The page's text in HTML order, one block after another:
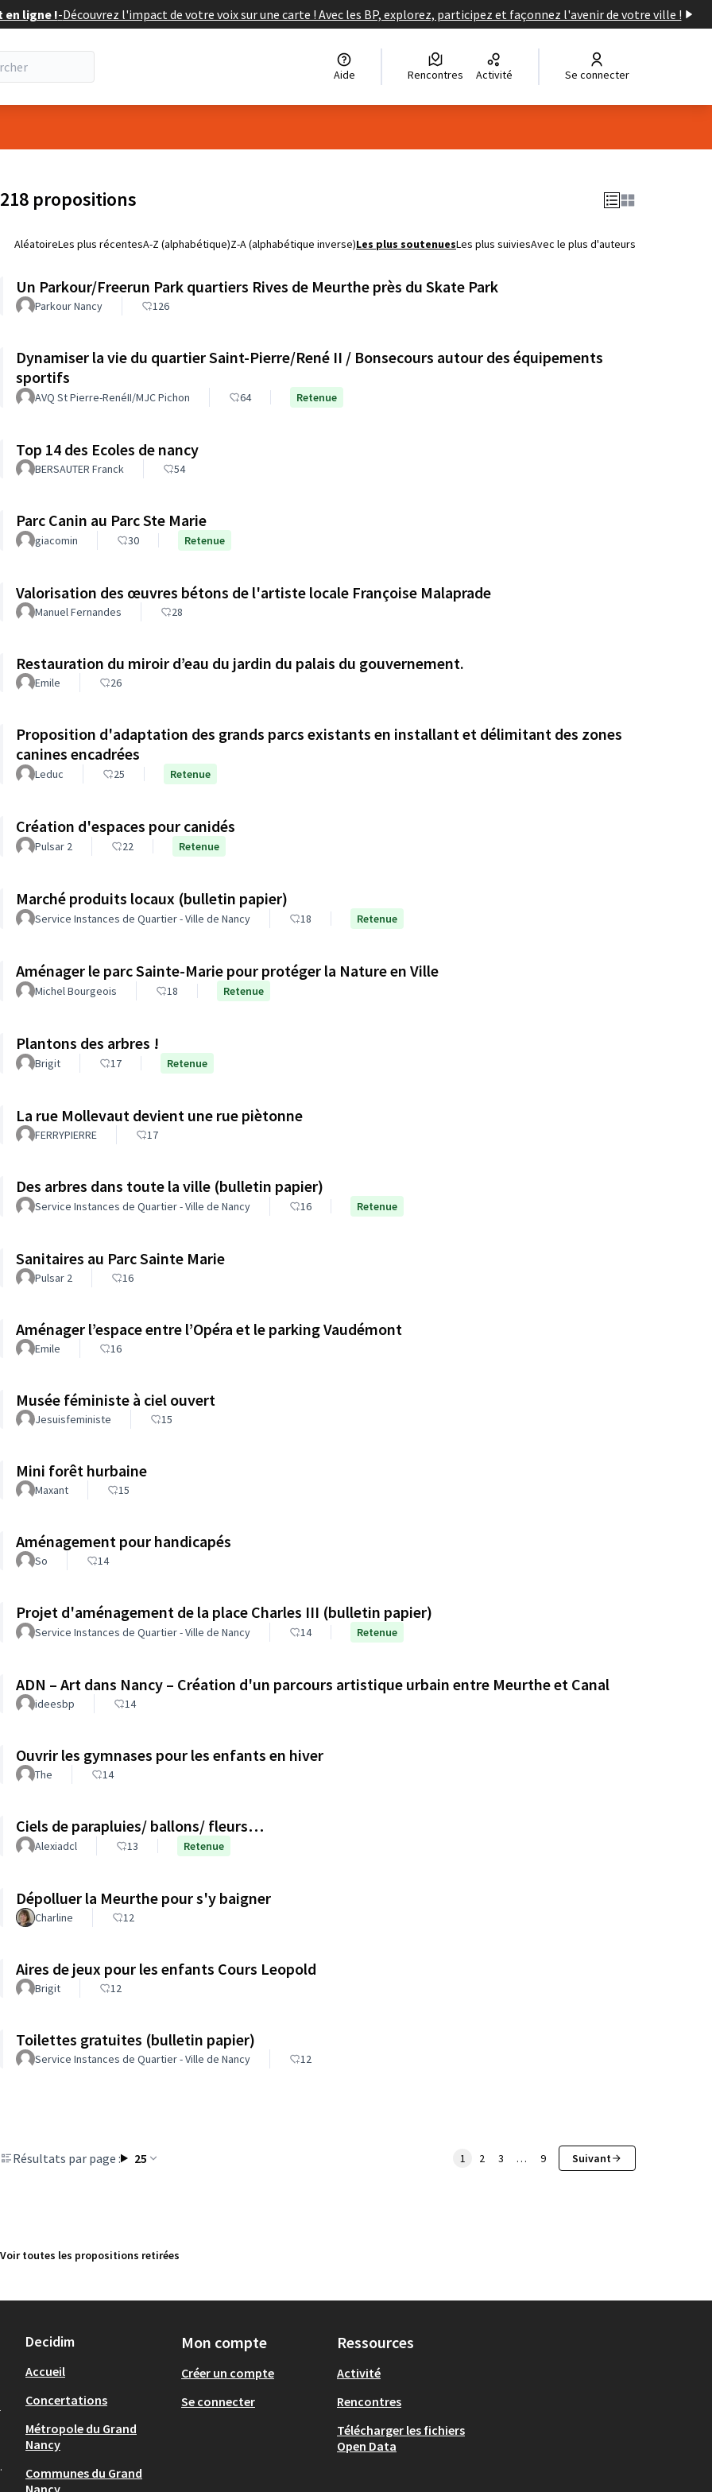
en ligne !-Découvrez l'impact de votre voix sur une carte ! Avec les BP, explorez, participez et façonnez l'avenir de votre ville !
Aide Rencontres Activité Se connecter
218 propositions
AléatoireLes plus récentesA-Z (alphabétique)Z-A (alphabétique inverse)Les plus soutenuesLes plus suiviesAvec le plus d'auteurs
Un Parkour/Freerun Park quartiers Rives de Meurthe près du Skate Park
Parkour Nancy 126
Dynamiser la vie du quartier Saint-Pierre/René II / Bonsecours autour des équipements
sportifs
AVQ St Pierre-RenéII/MJC Pichon 64 Retenue
Top 14 des Ecoles de nancy
BERSAUTER Franck 54
Parc Canin au Parc Ste Marie
giacomin 30 Retenue
Valorisation des œuvres bétons de l'artiste locale Françoise Malaprade
Manuel Fernandes 28
Restauration du miroir d’eau du jardin du palais du gouvernement.
Emile 26
Proposition d'adaptation des grands parcs existants en installant et délimitant des zones
canines encadrées
Leduc 25 Retenue
Création d'espaces pour canidés
Pulsar 2 22 Retenue
Marché produits locaux (bulletin papier)
Service Instances de Quartier - Ville de Nancy 18 Retenue
Aménager le parc Sainte-Marie pour protéger la Nature en Ville
Michel Bourgeois 18 Retenue
Plantons des arbres !
Brigit 17 Retenue
La rue Mollevaut devient une rue piètonne
FERRYPIERRE 17
Des arbres dans toute la ville (bulletin papier)
Service Instances de Quartier - Ville de Nancy 16 Retenue
Sanitaires au Parc Sainte Marie
Pulsar 2 16
Aménager l’espace entre l’Opéra et le parking Vaudémont
Emile 16
Musée féministe à ciel ouvert
Jesuisfeministe 15
Mini forêt hurbaine
Maxant 15
Aménagement pour handicapés
So 14
Projet d'aménagement de la place Charles III (bulletin papier)
Service Instances de Quartier - Ville de Nancy 14 Retenue
ADN – Art dans Nancy – Création d'un parcours artistique urbain entre Meurthe et Canal
ideesbp 14
Ouvrir les gymnases pour les enfants en hiver
The 14
Ciels de parapluies/ ballons/ fleurs…
Alexiadcl 13 Retenue
Dépolluer la Meurthe pour s'y baigner
Charline 12
Aires de jeux pour les enfants Cours Leopold
Brigit 12
Toilettes gratuites (bulletin papier)
Service Instances de Quartier - Ville de Nancy 12
Résultats par page : 25 1 2 3 … 9 Suivant
Voir toutes les propositions retirées
Decidim
Accueil
Concertations
Métropole du Grand
Nancy
Communes du Grand
Nancy
Mon compte
Créer un compte
Se connecter
Ressources
Activité
Rencontres
Télécharger les fichiers
Open Data